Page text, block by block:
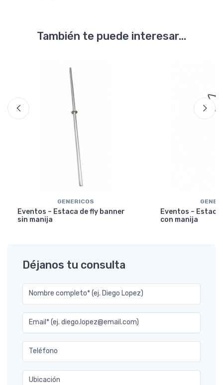
También te puede interesar...
GENERICOS
Eventos – Estaca de fly banner
sin manija
Eventos –
con manija
Déjanos tu consulta
Nombre completo* (ej. Diego Lopez)
Email* (ej. diego.lopez@email.com)
Teléfono
Ubicación